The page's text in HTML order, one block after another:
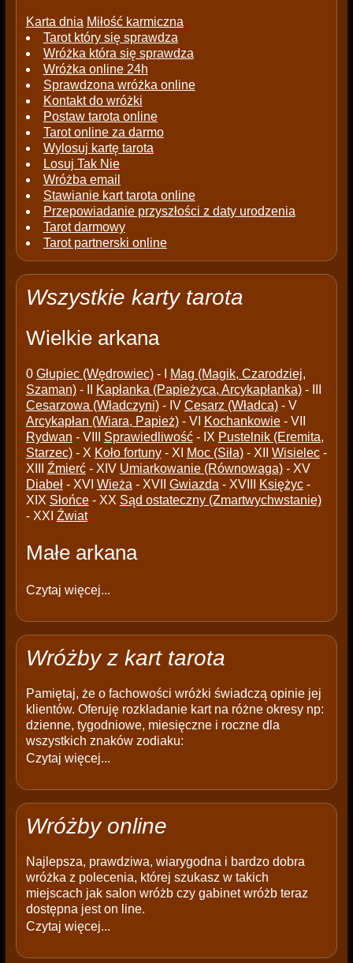
Karta dnia Miłość karmiczna
Tarot który się sprawdza
Wróżka która się sprawdza
Wróżka online 24h
Sprawdzona wróżka online
Kontakt do wróżki
Postaw tarota online
Tarot online za darmo
Wylosuj kartę tarota
Losuj Tak Nie
Wróżba email
Stawianie kart tarota online
Przepowiadanie przyszłości z daty urodzenia
Tarot darmowy
Tarot partnerski online
Wszystkie karty tarota
Wielkie arkana
0 Głupiec (Wędrowiec)- I
Mag (Magik, Czarodziej,
Szaman)- II Kapłanka (Papieżyca, Arcykapłanka)- III
Cesarzowa (Władczyni)- IV Cesarz (Władca)- V
Arcykapłan (Wiara, Papież)- VI Kochankowie- VII
Rydwan - VIII Sprawiedliwość- IX Pustelnik (Eremita,
Starzec)- X Koło fortuny- XI Moc (Siła)- XII Wisielec-
XIII Źmierć- XIV Umiarkowanie (Równowaga)- XV
Diabeł- XVI Wieża - XVII Gwiazda - XVIII Księżyc-
XIX Słońce- XX Sąd ostateczny (Zmartwychwstanie)
- XXI Źwiat
Małe arkana
Czytaj więcej...
Wróżby z kart tarota
Pamiętaj, że o fachowości wróżki świadczą opinie jej
klientów. Oferuję rozkładanie kart na różne okresy np:
dzienne, tygodniowe, miesięczne i roczne dla
wszystkich znaków zodiaku:
Czytaj więcej...
Wróżby online
Najlepsza, prawdziwa, wiarygodna i bardzo dobra
wróżka z polecenia, której szukasz w takich
miejscach jak salon wróżb czy gabinet wróżb teraz
dostępna jest on line.
Czytaj więcej...